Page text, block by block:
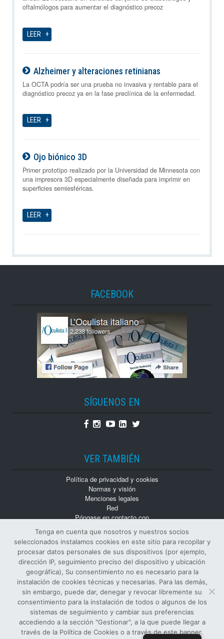
oftalmólogos para aumentar el diagnóstico precoz
LEER
Alzheimer y alteraciones retinianas
08-08-2026
La OCTA podría ser una prueba no invasiva y rentable para el
diagnóstico precoz ya en la fase preclínica de la enfermedad.
LEER
Ojo biónico 3D
08-08-2026
Primer prototipo realizado por la Universidad de Minnesota con
una impresora 3D especialmente diseñada para imprimir en
superficies semiesféricas.
LEER
FACEBOOK
SÍGUENOS EN
Facebook
Instagram
YoutubeLinkedin
Twitter
VER TAMBIÉN
Política de privacidad y cookies
Normas y visión
Menciones legales
Red
Póngase en contacto con
Monografías
Números atrasados
© Todos los derechos reservados
EDITOR Y PROPIETARIO SIFI S.p.A.
-NÚMERO DE IVA
Tenga en cuenta que nosotros y nuestros socios
seleccionados instalamos cookies en este sitio para recopilar y
procesar datos personales de sus dispositivos (por ejemplo,
dirección IP, seguimiento preciso del dispositivo y ubicación
geográfica), Su consentimiento no es necesario para la
instalación de cookies técnicas y necesarias. Para las demás,
sin embargo, puede dar, denegar y revocar libremente su
consentimiento para la instalación de todos o algunos de los
sistemas de seguimiento y cambiar sus preferencias
accediendo a la sección "Gestionar", a la que puede llegar a
través de la Política de Cookies o a través de este banner.